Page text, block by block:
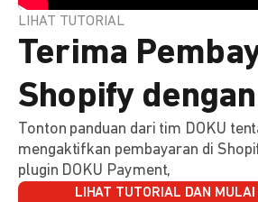
LIHAT TUTORIAL
Terima
Shopify
Tonton panduan dari tim DOKU
mengaktifkan pembayaran di
plugin DOKU Payment,
LIHAT TUTORIAL DAN